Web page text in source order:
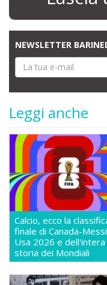
NEWSLETTER
Leggi anche
Calcio, ecco la
finale di Canada-
Usa 2026 e dell'intera
storia dei Mondiali